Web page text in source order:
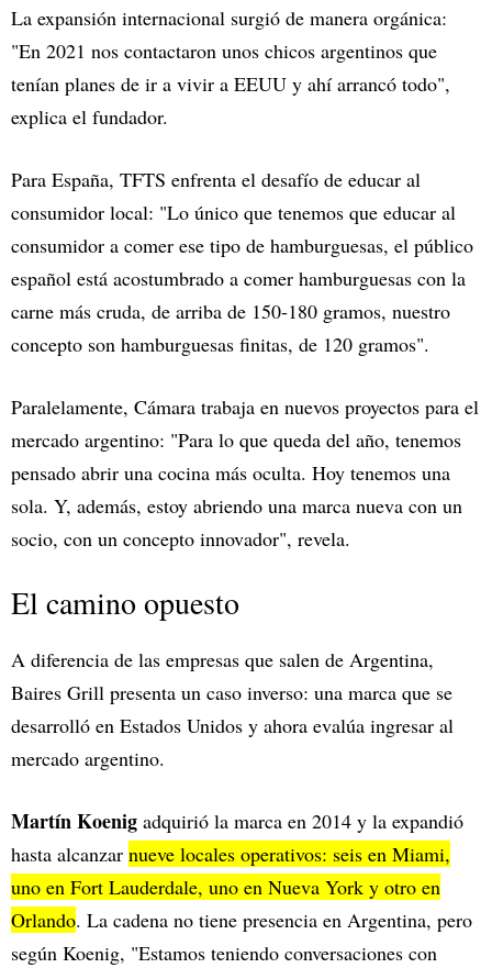
La expansión internacional surgió de manera orgánica:
"En 2021 nos contactaron unos chicos argentinos que
tenían planes de ir a vivir a EEUU y ahí arrancó todo",
explica el fundador.
Para España, TFTS enfrenta el desafío de educar al
consumidor local: "Lo único que tenemos que educar al
consumidor a comer ese tipo de hamburguesas, el público
español está acostumbrado a comer hamburguesas con la
carne más cruda, de arriba de 150-180 gramos, nuestro
concepto son hamburguesas finitas, de 120 gramos".
Paralelamente, Cámara trabaja en nuevos proyectos para el
mercado argentino: "Para lo que queda del año, tenemos
pensado abrir una cocina más oculta. Hoy tenemos una
sola. Y, además, estoy abriendo una marca nueva con un
socio, con un concepto innovador", revela.
El camino opuesto
A diferencia de las empresas que salen de Argentina,
Baires Grill presenta un caso inverso: una marca que se
desarrolló en Estados Unidos y ahora evalúa ingresar al
mercado argentino.
Martín Koenig adquirió la marca en 2014 y la expandió
hasta alcanzar nueve locales operativos: seis en Miami,
uno en Fort Lauderdale, uno en Nueva York y otro en
Orlando. La cadena no tiene presencia en Argentina, pero
según Koenig, "Estamos teniendo conversaciones con